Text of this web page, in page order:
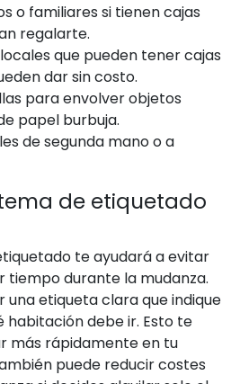
o familiares si tienen cajas
regalarte.
que pueden tener cajas
dar sin costo.
para envolver objetos
papel burbuja.
de segunda mano o a
de etiquetado
te ayudará a evitar
tiempo durante la mudanza.
una etiqueta clara que indique
habitación debe ir. Esto te
más rápidamente en tu
puede reducir costes